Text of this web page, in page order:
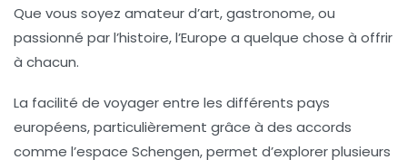
Que vous soyez amateur d’art, gastronome, ou
passionné par l’histoire, l’Europe a quelque chose à offrir
à chacun.
La facilité de voyager entre les différents pays
européens, particulièrement grâce à des accords
comme l’espace Schengen, permet d’explorer plusieurs